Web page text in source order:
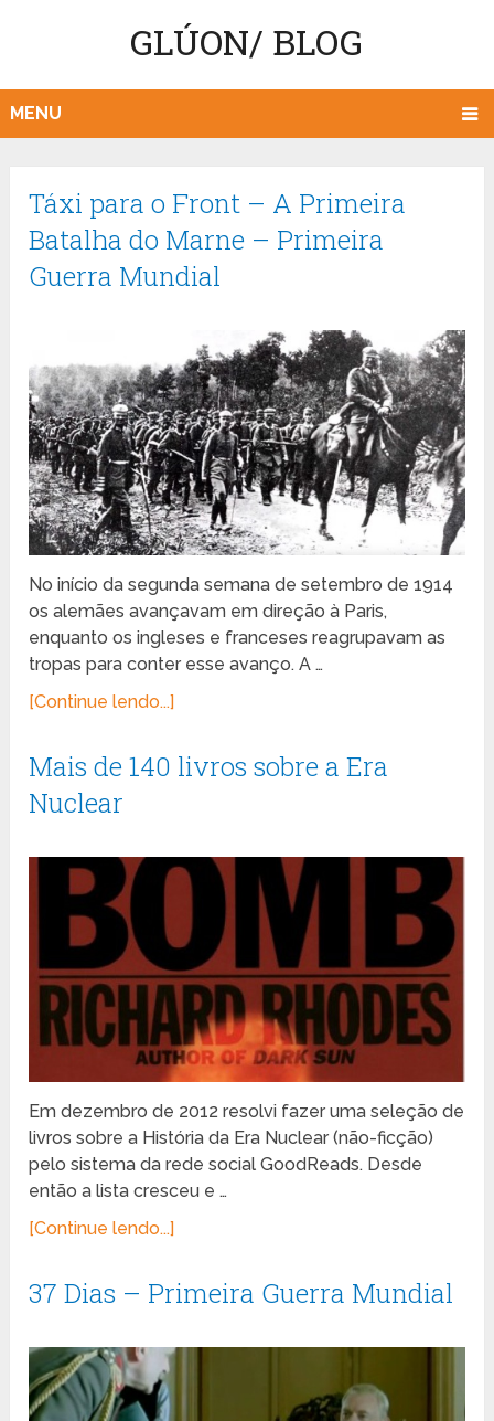
GLÚON/ BLOG
MENU
Táxi para o Front – A Primeira
Batalha do Marne – Primeira
Guerra Mundial
No início da segunda semana de setembro de 1914
os alemães avançavam em direção à Paris,
enquanto os ingleses e franceses reagrupavam as
tropas para conter esse avanço. A …
[Continue lendo...]
Mais de 140 livros sobre a Era
Nuclear
Em dezembro de 2012 resolvi fazer uma seleção de
livros sobre a História da Era Nuclear (não-ficção)
pelo sistema da rede social GoodReads. Desde
então a lista cresceu e …
[Continue lendo...]
37 Dias – Primeira Guerra Mundial